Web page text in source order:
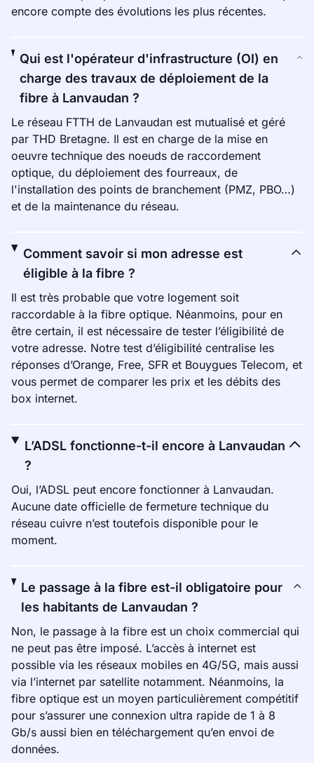
encore compte des évolutions les plus récentes.
Qui est l'opérateur d'infrastructure (OI) en
charge des travaux de déploiement de la
fibre à Lanvaudan ?
Le réseau FTTH de Lanvaudan est mutualisé et géré
par THD Bretagne. Il est en charge de la mise en
oeuvre technique des noeuds de raccordement
optique, du déploiement des fourreaux, de
l'installation des points de branchement (PMZ, PBO…)
et de la maintenance du réseau.
Comment savoir si mon adresse est
éligible à la fibre ?
Il est très probable que votre logement soit
raccordable à la fibre optique. Néanmoins, pour en
être certain, il est nécessaire de tester l’éligibilité de
votre adresse. Notre test d’éligibilité centralise les
réponses d’Orange, Free, SFR et Bouygues Telecom, et
vous permet de comparer les prix et les débits des
box internet.
L’ADSL fonctionne-t-il encore à Lanvaudan
?
Oui, l’ADSL peut encore fonctionner à Lanvaudan.
Aucune date officielle de fermeture technique du
réseau cuivre n’est toutefois disponible pour le
moment.
Le passage à la fibre est-il obligatoire pour
les habitants de Lanvaudan ?
Non, le passage à la fibre est un choix commercial qui
ne peut pas être imposé. L’accès à internet est
possible via les réseaux mobiles en 4G/5G, mais aussi
via l’internet par satellite notamment. Néanmoins, la
fibre optique est un moyen particulièrement compétitif
pour s’assurer une connexion ultra rapide de 1 à 8
Gb/s aussi bien en téléchargement qu’en envoi de
données.